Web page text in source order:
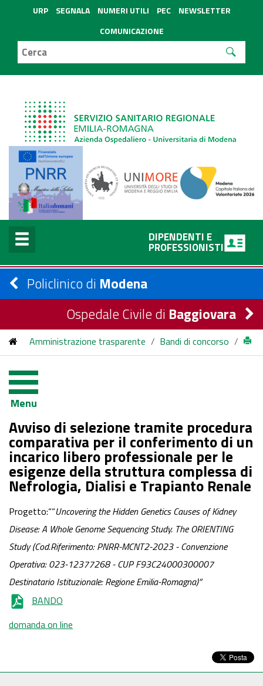
URP SEGNALA NUMERI UTILI PEC
NEWSLETTER
COMUNICAZIONE
DIPENDENTI E
PROFESSIONISTI
Policlinico di Modena
Ospedale Civile di Baggiovara
Amministrazione trasparente / Bandi di concorso /
Avviso di selezione tramite procedura comparativa per il
conferimento di un incarico libero professionale per le
esigenze della struttura complessa di Nefrologia, Dialisi e
Trapianto Renale
Menu
Avviso di selezione tramite procedura
comparativa per il conferimento di un
incarico libero professionale per le
esigenze della struttura complessa di
Nefrologia, Dialisi e Trapianto Renale
Progetto:““Uncovering the Hidden Genetics Causes of Kidney
Disease: A Whole Genome Sequencing Study. The ORIENTING
Study(Cod.Riferimento:PNRR-MCNT2-2023- Convenzione
Operativa: 023-12377268 - CUP F93C24000300007
Destinatario Istituzionale: Regione Emilia-Romagna)”
BANDO
domanda on line